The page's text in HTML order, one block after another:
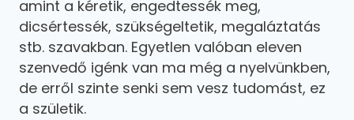
amint a kéretik, engedtessék meg,
dicsértessék, szükségeltetik, megaláztatás
stb. szavakban. Egyetlen valóban eleven
szenvedő igénk van ma még a nyelvünkben,
de erről szinte senki sem vesz tudomást, ez
a születik.